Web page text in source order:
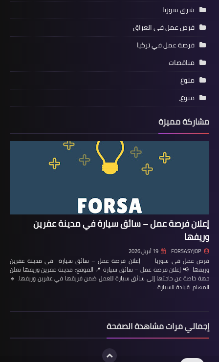
شرق سوريا
فرص عمل في العراق
فرصة عمل في تركيا
مناقصات
منوع
منوع،
مشاركة مميزة
إعلان فرصة عمل – سائق سيارة في مدينة عفرين
وريفها
FORSASYJOP 19 أبريل 2026
فرص عمل في سوريا إعلان فرصة عمل – سائق سيارة في مدينة عفرين
وريفها 📢 إعلان فرصة عمل – سائق سيارة 📍 الموقع: مدينة عفرين وريفها تعلن
جهة خاصة عن حاجتها إلى سائق سيارة للعمل ضمن فريقها في عفرين وريفها. 🔹
المهام: قيادة السيارة…
إجمالي مرات مشاهدة الصفحة